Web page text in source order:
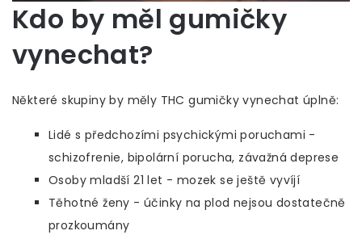
Kdo by měl gumičky
vynechat?
Některé skupiny by měly THC gumičky vynechat úplně:
Lidé s předchozími psychickými poruchami -
schizofrenie, bipolární porucha, závažná deprese
Osoby mladší 21 let - mozek se ještě vyvíjí
Těhotné ženy - účinky na plod nejsou dostatečně
prozkoumány